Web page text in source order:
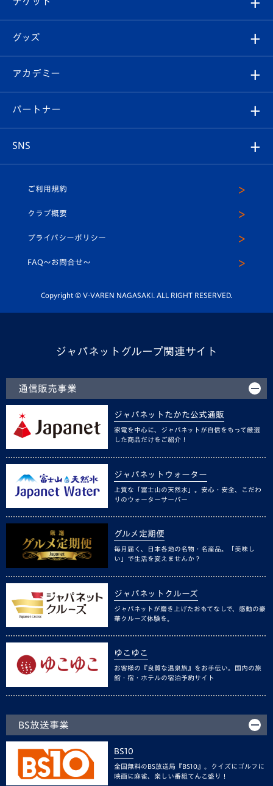
チケット
イベント
メディア
ホームタウン
エンブレム紹介
スタッフプロフィール
マスコット紹介
平和祈念活動
ホームタウン活動
はじめての観戦ガイド
Revive Team
ヴィヴィくんの長崎おもてなしガイド
フォトギャラリー
スタジアムグルメ
チケット
V-LOVERS（ファンクラブ）
プレイヤーズスイート
グッズ
オンラインショップ
店舗情報
アカデミー
育成からのお知らせ
U-18
スクール
パートナー
SNS
ヴィヴィくんインスタグラム
公式LINE＠
ご利用規約
クラブ概要
プライバシーポリシー
FAQ〜お問合せ〜
Copyright © V-VAREN NAGASAKI. ALL RIGHT RESERVED.
ジャパネットグループ関連サイト
通信販売事業
ジャパネットたかた公式通販
家電を中心に、ジャパネットが自信をもって厳選
した商品だけをご紹介！
ジャパネットウォーター
上質な「富士山の天然水」。安心・安全、こだわ
りのウォーターサーバー
グルメ定期便
毎月届く、日本各地の名物・名産品。「美味し
い」で生活を変えませんか？
ジャパネットクルーズ
ジャパネットが磨き上げたおもてなしで、感動の豪
華クルーズ体験を。
ゆこゆこ
お客様の『良質な温泉旅』をお手伝い。国内の旅
館・宿・ホテルの宿泊予約サイト
BS放送事業
BS10
全国無料のBS放送局『BS10』。クイズにゴルフに
映画に麻雀、楽しい番組てんこ盛り！